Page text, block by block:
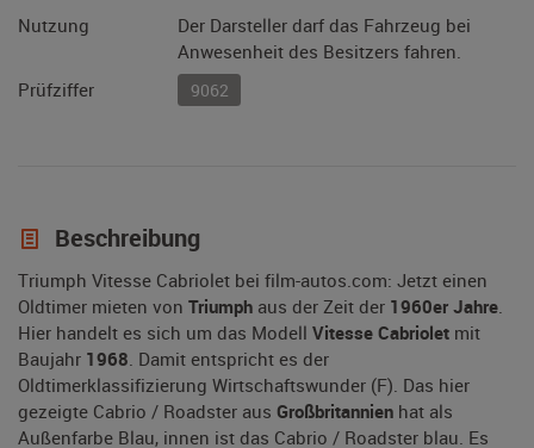
Nutzung
Der Darsteller darf das Fahrzeug bei
Anwesenheit des Besitzers fahren.
Prüfziffer
9062
Beschreibung
Triumph Vitesse Cabriolet bei film-autos.com: Jetzt einen
Oldtimer mieten von Triumph aus der Zeit der 1960er Jahre
Hier handelt es sich um das Modell Vitesse Cabriolet mit
Baujahr 1968 . Damit entspricht es der
Oldtimerklassifizierung Wirtschaftswunder (F). Das hier
gezeigte Cabrio / Roadster aus Großbritannien hat als
Außenfarbe Blau, innen ist das Cabrio / Roadster blau. Es